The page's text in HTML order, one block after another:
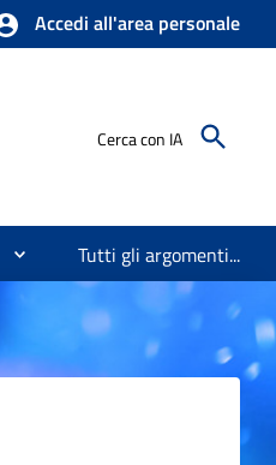
Accedi all'area personale
Cerca con IA
Tutti gli argomenti...